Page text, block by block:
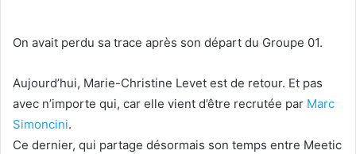
On avait perdu sa trace après son départ du Groupe 01.
Aujourd’hui, Marie-Christine Levet est de retour. Et pas
avec n’importe qui, car elle vient d’être recrutée par Marc
Simoncini.
Ce dernier, qui partage désormais son temps entre Meetic